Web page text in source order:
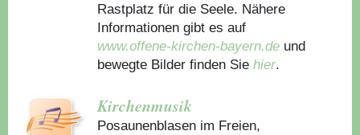
Rastplatz für die Seele. Nähere
Informationen gibt es auf
www.offene-kirchen-bayern.de und
bewegte Bilder finden Sie hier.
Kirchenmusik
Posaunenblasen im Freien,